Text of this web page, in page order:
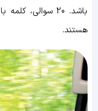
باشد. 20 سوالی،
هستند.